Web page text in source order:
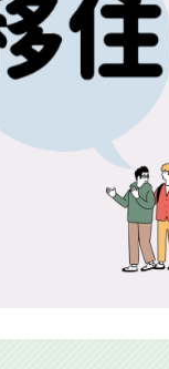
③住み込みの求人を活用す
④地域おこし協力隊か就農
⑤2段階移住で段階的に地
古民家の購入やリフォー
全国の人気移住スポットはこ
はじめての移住計画を立て